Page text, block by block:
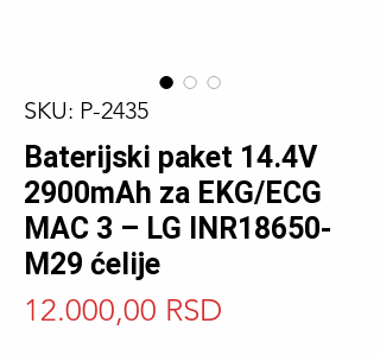
SKU: P-2435
Baterijski paket 14.4V
2900mAh za EKG/ECG
MAC 3 – LG INR18650-
M29 ćelije
12.000,00 RSD